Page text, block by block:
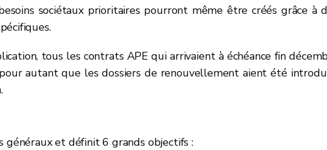
sociétaux prioritaires pourront même être créés grâce à
tous les contrats APE qui arrivaient à échéance fin
autant que les dossiers de renouvellement aient été
généraux et définit 6 grands objectifs :